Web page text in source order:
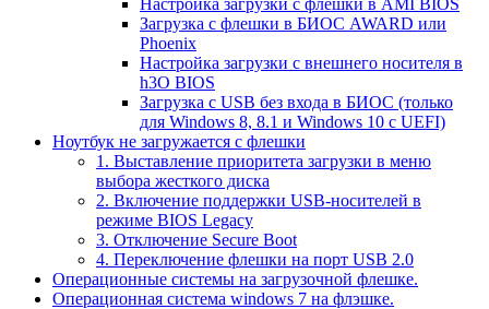
Загрузка с флешки в БИОС AWARD или
Phoenix
Настройка загрузки с внешнего носителя в
h3O BIOS
Загрузка с USB без входа в БИОС (только
для Windows 8, 8.1 и Windows 10 с UEFI)
Ноутбук не загружается с флешки
1. Выставление приоритета загрузки в меню
выбора жесткого диска
2. Включение поддержки USB-носителей в
режиме BIOS Legacy
3. Отключение Secure Boot
4. Переключение флешки на порт USB 2.0
Операционные системы на загрузочной флешке.
Операционная система windows 7 на флэшке.